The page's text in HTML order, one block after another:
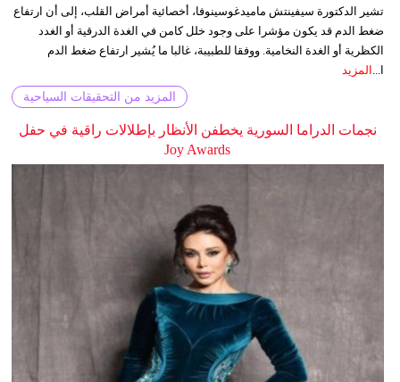
تشير الدكتورة سيفينتش ماميدغوسينوفا، أخصائية أمراض القلب، إلى أن ارتفاع
ضغط الدم قد يكون مؤشرا على وجود خلل كامن في الغدة الدرقية أو الغدد
الكظرية أو الغدة النخامية. ووفقا للطبيبة، غالبا ما يُشير ارتفاع ضغط الدم
ا...
المزيد
المزيد من التحقيقات السياحية
نجمات الدراما السورية يخطفن الأنظار بإطلالات راقية في حفل
Joy Awards